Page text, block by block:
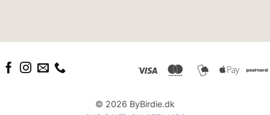
© 2026 ByBirdie.dk